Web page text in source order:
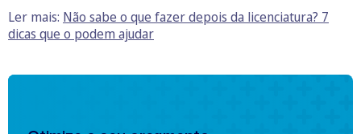
Ler mais: Não sabe o que fazer depois da licenciatura? 7
dicas que o podem ajudar